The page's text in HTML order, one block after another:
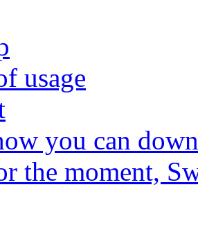
usage
you can
the moment,